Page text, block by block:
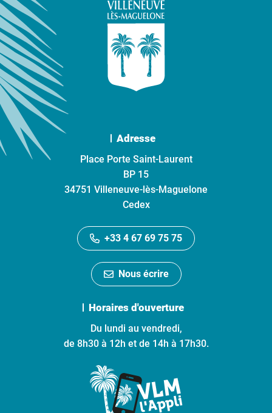
Adresse
Place Porte Saint-Laurent
BP 15
34751 Villeneuve-lès-Maguelone
Cedex
+33 4 67 69 75 75
Nous écrire
Horaires d'ouverture
Du lundi au vendredi,
de 8h30 à 12h et de 14h à 17h30.